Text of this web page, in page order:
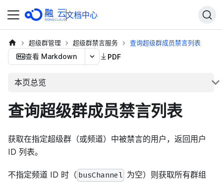
文档中心
超级群管理 超级群禁言服务 查询超级群成员禁言列表
查看 Markdown PDF
本页总览
查询超级群成员禁言列表
获取在指定超级群（或频道）中被禁言的用户，返回用户
ID 列表。
不指定频道 ID 时（ busChannel 为空）则获取所有群组